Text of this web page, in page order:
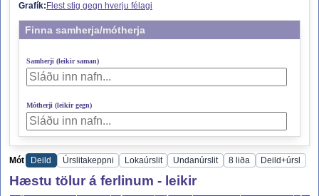
Grafík: Flest stig gegn hverju félagi
Finna samherja/mótherja
Samherji (leikir saman)
Mótherji (leikir gegn)
Mót Deild Úrslitakeppni Lokaúrslit Undanúrslit 8 liða Deild+úrsl
Hæstu tölur á ferlinum - leikir